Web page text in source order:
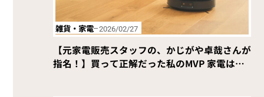
【元家電販売スタッフの、かじがや卓哉さんが
指名！】買って正解だった私のMVP 家電はこ
雑貨・家電 2026/02/27